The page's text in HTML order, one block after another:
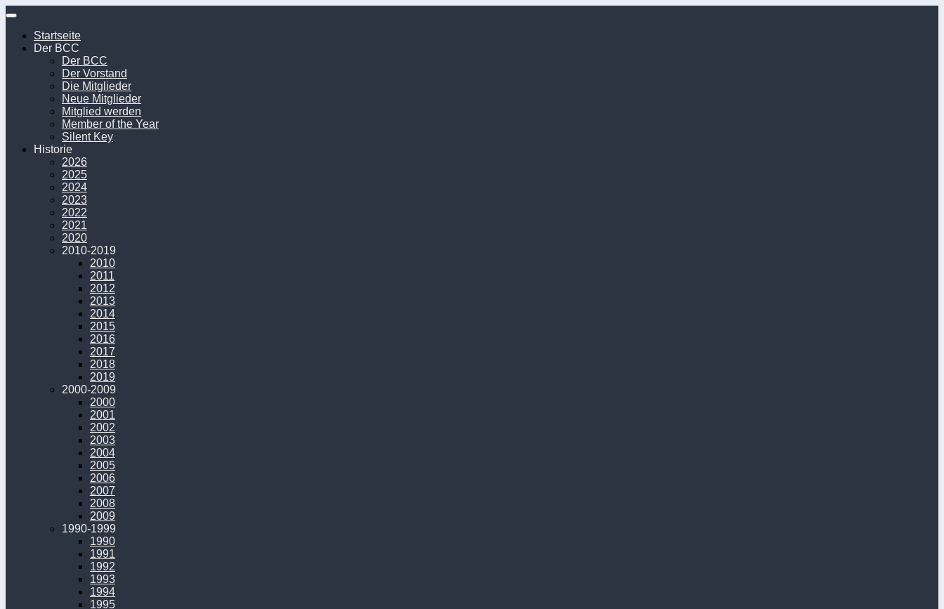
Unter
Inhalt
Startseite
Der BCC
Der BCC
Der Vorstand
Die Mitglieder
Neue Mitglieder
Mitglied werden
Member of the Year
Silent Key
Historie
2026
2025
2024
2023
2022
2021
2020
2010-2019
2010
2011
2012
2013
2014
2015
2016
2017
2018
2019
2000-2009
2000
2001
2002
2003
2004
2005
2006
2007
2008
2009
1990-1999
1990
1991
1992
1993
1994
1995